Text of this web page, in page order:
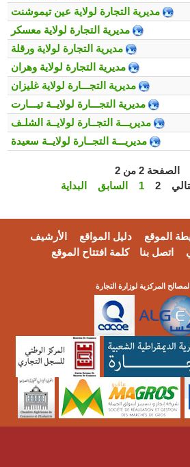
مديرية التجارة لولاية عين تيموشنت
مديرية التجارة لولاية معسكر
مديرية التجارة لولاية ورقلة
مديرية التجارة لولاية وهران
مديرية التجـــارة لولاية غليزان
مديرية التجـــارة لولايــة تيـــارت
مديريـــة التجــارة لولايــة الشلـف
مديريـــة التجــارة لولايــة سعيدة
الصفحة 2 من 2
البداية
السابق 1 2
الموقع دليل المواقع
الأرشيف
اتصل بنا كلمة افتتاح الموقع
المركزية لوزارة التجارة